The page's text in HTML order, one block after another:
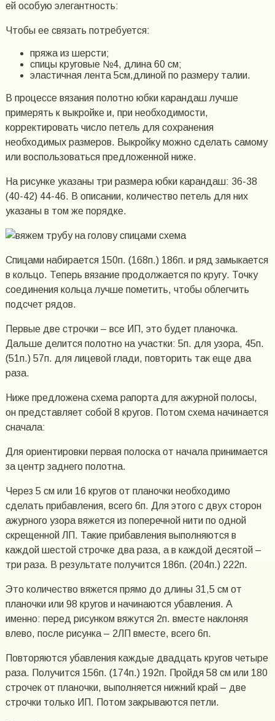
ей особую элегантность:
Чтобы ее связать потребуется:
пряжа из шерсти;
спицы круговые №4, длина 60 см;
эластичная лента 5см,длиной по размеру талии.
В процессе вязания полотно юбки карандаш лучше
примерять к выкройке и, при необходимости,
корректировать число петель для сохранения
необходимых размеров. Выкройку можно сделать самому
или воспользоваться предложенной ниже.
На рисунке указаны три размера юбки карандаш: 36-38
(40-42) 44-46. В описании, количество петель для них
указаны в том же порядке.
Спицами набирается 150п. (168п.) 186п. и ряд замыкается
в кольцо. Теперь вязание продолжается по кругу. Точку
соединения кольца лучше пометить, чтобы облегчить
подсчет рядов.
Первые две строчки – все ИП, это будет планочка.
Дальше делится полотно на участки: 5п. для узора, 45п.
(51п.) 57п. для лицевой глади, повторить так еще два
раза.
Ниже предложена схема рапорта для ажурной полосы,
он представляет собой 8 кругов. Потом схема начинается
сначала:
Для ориентировки первая полоска от начала принимается
за центр заднего полотна.
Через 5 см или 16 кругов от планочки необходимо
сделать прибавления, всего 6п. Для этого с двух сторон
ажурного узора вяжется из поперечной нити по одной
скрещенной ЛП. Такие прибавления выполняются в
каждой шестой строчке два раза, а в каждой десятой –
три раза. В результате получится 186п. (204п.) 222п.
Это количество вяжется прямо до длины 31,5 см от
планочки или 98 кругов и начинаются убавления. А
именно: перед рисунком вяжутся 2п. вместе наклоняя
влево, после рисунка – 2ЛП вместе, всего 6п.
Повторяются убавления каждые двадцать кругов четыре
раза. Получится 156п. (174п.) 192п. Пройдя 58 см или 180
строчек от планочки, выполняется нижний край – две
строчки только ИП. Потом закрываются петли.